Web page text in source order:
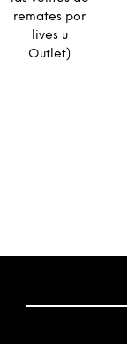
remates por
lives u
Outlet)